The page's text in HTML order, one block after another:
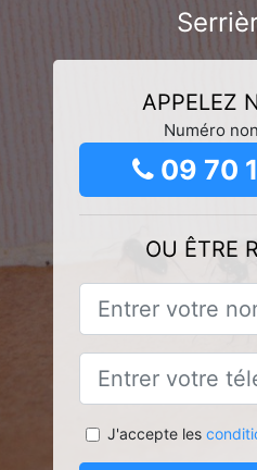
APPELEZ
Numéro
09 70
OU ÊTRE
J'accepte les